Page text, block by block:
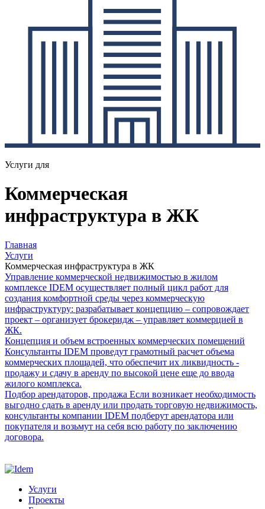
Услуги для
Коммерческая
инфраструктура в ЖК
Главная
Услуги
Коммерческая инфраструктура в ЖК
Управление коммерческой недвижимостью в жилом
комплексе IDEM осуществляет полный цикл работ для
создания комфортной среды через коммерческую
инфраструктуру: разрабатывает концепцию – сопровождает
проект – организует брокеридж – управляет коммерцией в
ЖК.
Концепция и объем встроенных коммерческих помещений
Консультанты IDEM проведут грамотный расчет объема
коммерческих площадей, что обеспечит их ликвидность -
продажу и сдачу в аренду по высокой цене еще до ввода
жилого комплекса.
Подбор арендаторов, продажа Если возникает необходимость
выгодно сдать в аренду или продать торговую недвижимость,
консультанты компании IDEM подберут арендатора или
покупателя и возьмут на себя всю работу по заключению
договора.
Услуги
Проекты